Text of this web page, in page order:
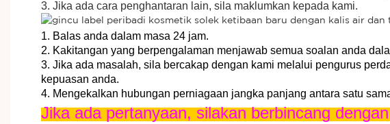
3. Jika ada cara penghantaran lain, sila maklumkan kepada kami.
1. Balas anda dalam masa 24 jam.
2. Kakitangan yang berpengalaman menjawab semua soalan anda
3. Jika ada masalah, sila bercakap dengan kami melalui pengurus
kepuasan anda.
4. Mengekalkan hubungan perniagaan jangka panjang antara satu
Jika ada pertanyaan, silakan berbincang